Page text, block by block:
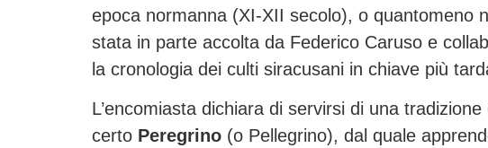
epoca normanna (XI-XII secolo), o quantomeno
stata in parte accolta da Federico Caruso e
la cronologia dei culti siracusani in chiave più
L’encomiasta dichiara di servirsi di una
certo Peregrino (o Pellegrino), dal quale